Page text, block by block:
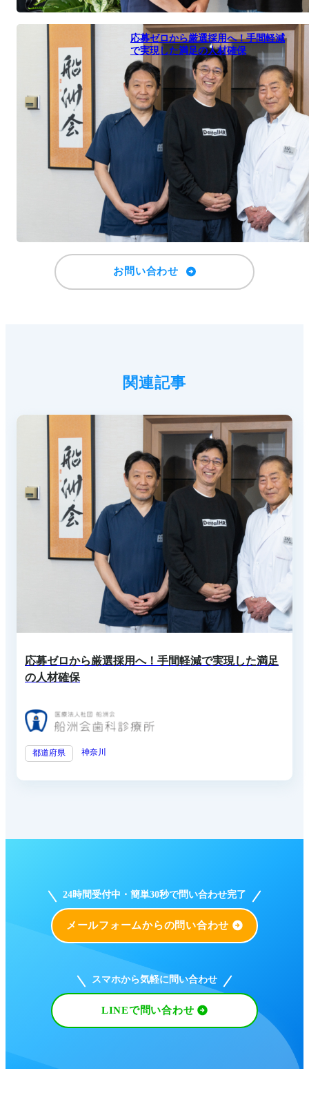
応募ゼロから厳選採用へ！手間軽減
で実現した満足の人材確保
お問い合わせ
関連記事
応募ゼロから厳選採用へ！手間軽減で実現した満足
の人材確保
都道府県 神奈川
24時間受付中・簡単30秒で問い合わせ完了
メールフォームからの問い合わせ
スマホから気軽に問い合わせ
LINEで問い合わせ